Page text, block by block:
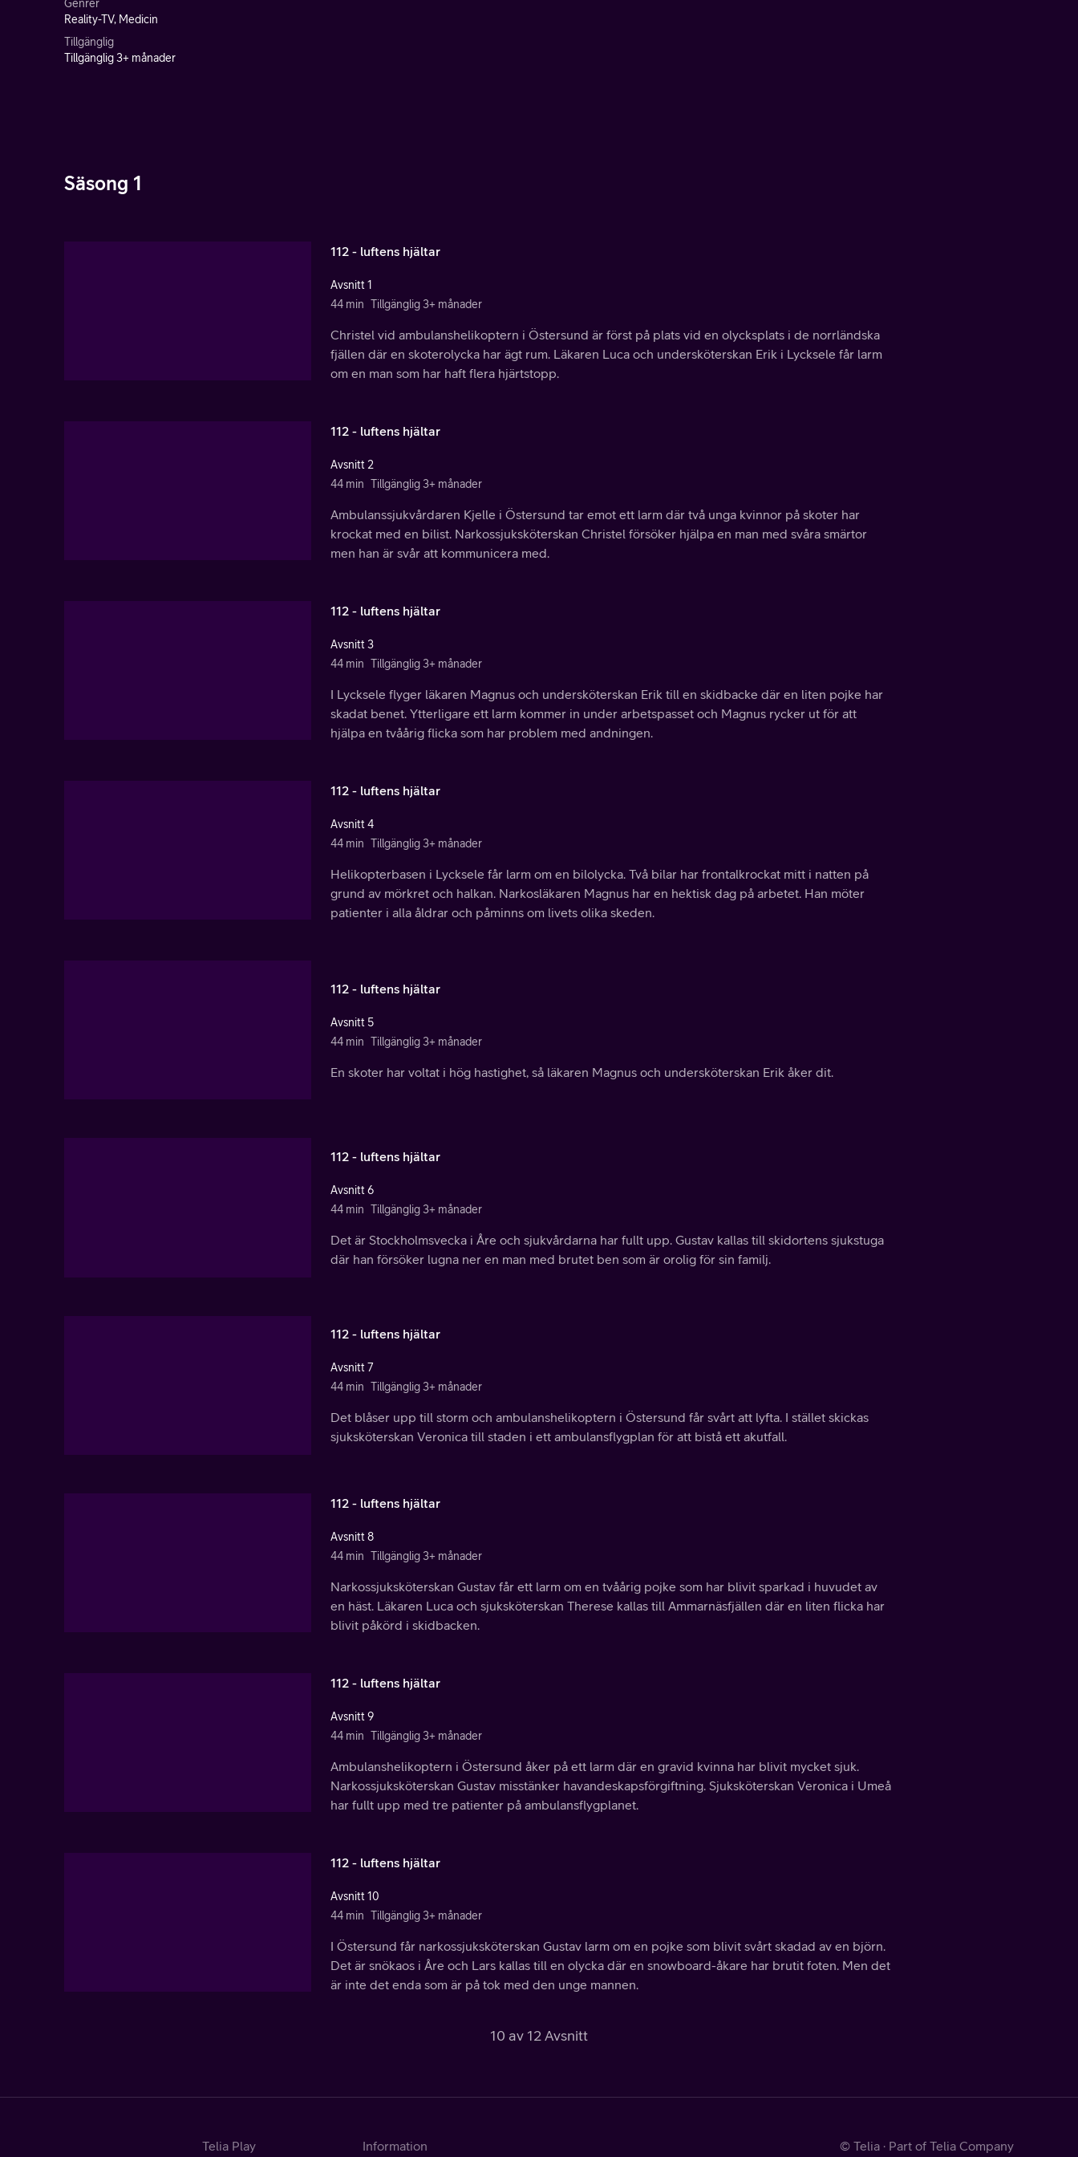
Genrer
Reality-TV, Medicin
Tillgänglig
Tillgänglig 3+ månader
Säsong 1
112 - luftens hjältar
Avsnitt 1
44 min Tillgänglig 3+ månader
Christel vid ambulanshelikoptern i Östersund är först på plats vid en olycksplats i de norrländska
fjällen där en skoterolycka har ägt rum. Läkaren Luca och undersköterskan Erik i Lycksele får larm
om en man som har haft flera hjärtstopp.
112 - luftens hjältar
Avsnitt 2
44 min Tillgänglig 3+ månader
Ambulanssjukvårdaren Kjelle i Östersund tar emot ett larm där två unga kvinnor på skoter har
krockat med en bilist. Narkossjuksköterskan Christel försöker hjälpa en man med svåra smärtor
men han är svår att kommunicera med.
112 - luftens hjältar
Avsnitt 3
44 min Tillgänglig 3+ månader
I Lycksele flyger läkaren Magnus och undersköterskan Erik till en skidbacke där en liten pojke har
skadat benet. Ytterligare ett larm kommer in under arbetspasset och Magnus rycker ut för att
hjälpa en tvåårig flicka som har problem med andningen.
112 - luftens hjältar
Avsnitt 4
44 min Tillgänglig 3+ månader
Helikopterbasen i Lycksele får larm om en bilolycka. Två bilar har frontalkrockat mitt i natten på
grund av mörkret och halkan. Narkosläkaren Magnus har en hektisk dag på arbetet. Han möter
patienter i alla åldrar och påminns om livets olika skeden.
112 - luftens hjältar
Avsnitt 5
44 min Tillgänglig 3+ månader
En skoter har voltat i hög hastighet, så läkaren Magnus och undersköterskan Erik åker dit.
112 - luftens hjältar
Avsnitt 6
44 min Tillgänglig 3+ månader
Det är Stockholmsvecka i Åre och sjukvårdarna har fullt upp. Gustav kallas till skidortens sjukstuga
där han försöker lugna ner en man med brutet ben som är orolig för sin familj.
112 - luftens hjältar
Avsnitt 7
44 min Tillgänglig 3+ månader
Det blåser upp till storm och ambulanshelikoptern i Östersund får svårt att lyfta. I stället skickas
sjuksköterskan Veronica till staden i ett ambulansflygplan för att bistå ett akutfall.
112 - luftens hjältar
Avsnitt 8
44 min Tillgänglig 3+ månader
Narkossjuksköterskan Gustav får ett larm om en tvåårig pojke som har blivit sparkad i huvudet av
en häst. Läkaren Luca och sjuksköterskan Therese kallas till Ammarnäsfjällen där en liten flicka har
blivit påkörd i skidbacken.
112 - luftens hjältar
Avsnitt 9
44 min Tillgänglig 3+ månader
Ambulanshelikoptern i Östersund åker på ett larm där en gravid kvinna har blivit mycket sjuk.
Narkossjuksköterskan Gustav misstänker havandeskapsförgiftning. Sjuksköterskan Veronica i Umeå
har fullt upp med tre patienter på ambulansflygplanet.
112 - luftens hjältar
Avsnitt 10
44 min Tillgänglig 3+ månader
I Östersund får narkossjuksköterskan Gustav larm om en pojke som blivit svårt skadad av en björn.
Det är snökaos i Åre och Lars kallas till en olycka där en snowboard-åkare har brutit foten. Men det
är inte det enda som är på tok med den unge mannen.
10 av 12 Avsnitt
Telia Play Information © Telia · Part of Telia Company